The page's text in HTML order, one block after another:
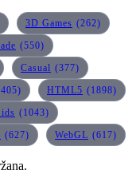
3D Games (262)
(550)
Casual (377)
HTML5 (1898)
(1043)
(627) WebGL (617)